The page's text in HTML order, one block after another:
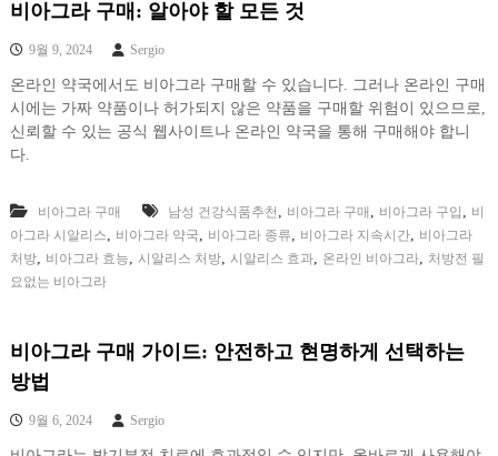
비아그라 구매: 알아야 할 모든 것
9월 9, 2024 Sergio
온라인 약국에서도 비아그라 구매할 수 있습니다. 그러나 온라인 구매
시에는 가짜 약품이나 허가되지 않은 약품을 구매할 위험이 있으므로,
신뢰할 수 있는 공식 웹사이트나 온라인 약국을 통해 구매해야 합니
다.
비아그라 구매 남성 건강식품추천 , 비아그라 구매 , 비아그라 구입 , 비
아그라 시알리스, 비아그라 약국, 비아그라 종류, 비아그라 지속시간, 비아그라
처방, 비아그라 효능, 시알리스 처방, 시알리스 효과, 온라인 비아그라, 처방전 필
요없는 비아그라
비아그라 구매 가이드: 안전하고 현명하게 선택하는
방법
9월 6, 2024 Sergio